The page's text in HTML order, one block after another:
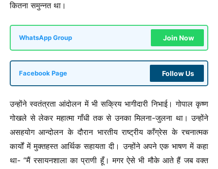
कितना समुन्नत था।
WhatsApp Group Join Now
Facebook Page Follow Us
उन्होंने स्वतंत्रता आंदोलन में भी सक्रिय भागीदारी निभाई। गोपाल कृष्ण
गोखले से लेकर महात्मा गाँधी तक से उनका मिलना-जुलना था। उन्होंने
असहयोग आन्दोलन के दौरान भारतीय राष्ट्रीय काँग्रेस के रचनात्मक
कार्यों में मुक्तहस्त आर्थिक सहायता दी। उन्होंने अपने एक भाषण में कहा
था- “मैं रसायनशाला का प्राणी हूँ। मगर ऐसे भी मौके आते हैं जब वक्त